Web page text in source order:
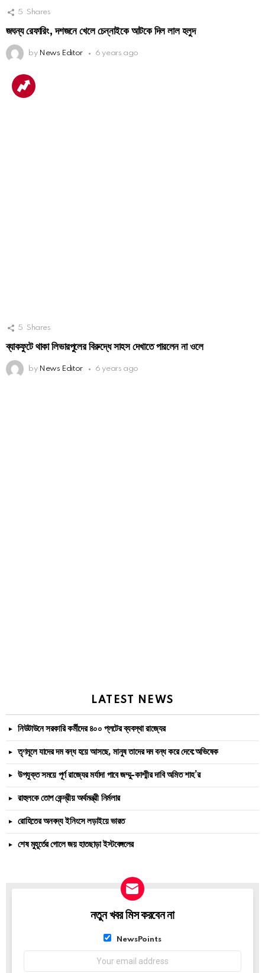
5 Shares
জঘন্য রেফারিং, দশজনে খেলে চেন্নাইকে আটকে দিল লাল হলুদ
by News Editor 6 years ago
5 Shares
ব্যাকফুটে থাকা লিভারপুলের বিরুদ্ধে সাহস দেখাতে পারলেন না ওলে
by News Editor 6 years ago
LATEST NEWS
নিউটাউনে সরকারি কর্মীদের ৪০০ প্লটের ব্যবস্থা রাজ্যের
তৃণমূলে যাদের দম বন্ধ হয়ে আসছে, মানুষ তাদের দম বন্ধ করে দেবে:অভিষেক
উপযুক্ত সময়ে পূর্ণ রাজ্যের মর্যাদা পাবে জম্মু-কাশ্মীর দাবি অমিত শাহ’র
রাহুলকে তোপ কেন্দ্রীয় অর্থমন্ত্রী নির্মলার
রোহিতের অনবদ্য ইনিংসে লড়াইয়ে ভারত
শেষ মুহূর্তের গোলে জয় হাতছাড়া ইস্টবেঙ্গলের
NEWSLETTERনতুন খবর মিস করবেন না
NewsPoints